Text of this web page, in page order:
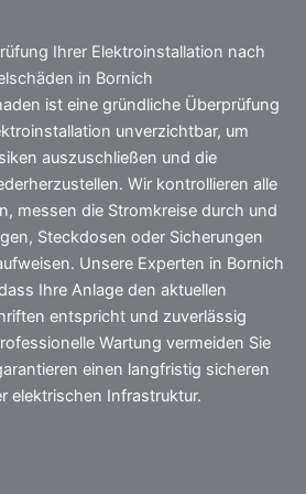
Ihrer Elektroinstallation nach
in Bornich
ist eine gründliche Überprüfung
unverzichtbar, um
auszuschließen und die
Wir kontrollieren alle
messen die Stromkreise durch und
Steckdosen oder Sicherungen
Unsere Experten in Bornich
Ihre Anlage den aktuellen
entspricht und zuverlässig
Wartung vermeiden Sie
einen langfristig sicheren
elektrischen Infrastruktur.